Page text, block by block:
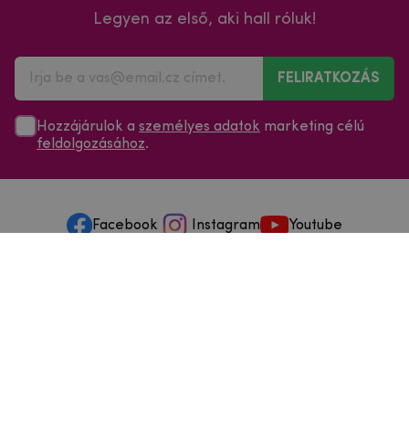
Legyen az első, aki hall róluk!
FELIRATKOZÁS
Hozzájárulok a személyes adatok marketing célú
feldolgozásához.
Facebook Instagram Youtube